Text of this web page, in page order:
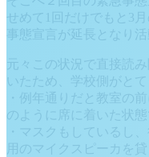
せめて1回だけでもと3
事態宣言が延長となり
元々この状況で直接読
いたため、学校側がと
・例年通りだと教室の
のように席に着いた状
・マスクもしているし
用のマイクスピーカを貸